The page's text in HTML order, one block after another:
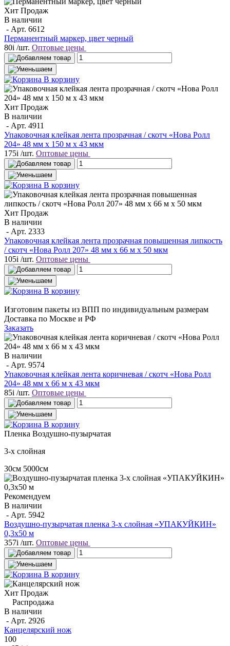
Хит Продаж
В наличии
- Арт. 6612
Перманентный маркер, цвет черный
80i /шт. Оптовые цены
В корзину
Хит Продаж
В наличии
- Арт. 4911
Упаковочная клейкая лента прозрачная / скотч «Нова Ролл
204» 48 мм х 150 м х 43 мкм
175i /шт. Оптовые цены
В корзину
Хит Продаж
В наличии
- Арт. 2333
Упаковочная клейкая лента прозрачная повышенная липкость
/ скотч «Нова Ролл 207» 48 мм х 66 м х 50 мкм
105i /шт. Оптовые цены
В корзину
Изготовим пакеты из ВПП по индивидуальным размерам
Доставка по Москве и РФ
Заказать
В наличии
- Арт. 9574
Упаковочная клейкая лента коричневая / скотч «Нова Ролл
204» 48 мм x 66 м х 43 мкм
85i /шт. Оптовые цены
В корзину
Пленка Воздушно-пузырчатая
3-х слойная
30см 5000см
Рекомендуем
В наличии
- Арт. 5942
Воздушно-пузырчатая пленка 3-х слойная «УПАКУЙКИН»
0,3х50 м
357i /шт. Оптовые цены
В корзину
Хит Продаж
Распродажа
В наличии
- Арт. 2926
Канцелярский нож
100